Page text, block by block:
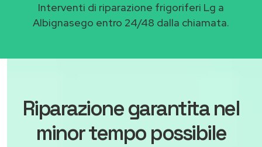
Interventi di riparazione frigoriferi Lg a
Albignasego entro 24/48 dalla chiamata.
Riparazione garantita nel
minor tempo possibile